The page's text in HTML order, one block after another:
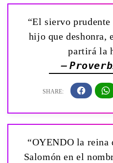
“El siervo prudente
hijo que deshonra,
partirá la
—
“OYENDO la reina
Salomón en el